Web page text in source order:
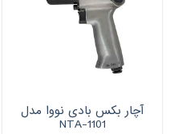
آچار بکس بادی نووا مدل
NTA-1101